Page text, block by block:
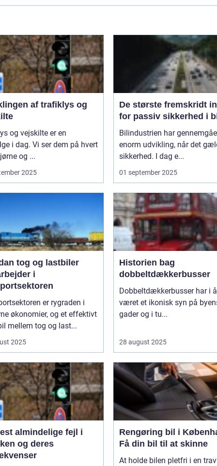
af trafiklys og
og vejskilte er en
i dag. Vi ser dem på hvert
og ...
2025
De største fremskridt
for passiv sikkerhed i
Bilindustrien har
enorm udvikling, når det
sikkerhed. I dag e...
01 september 2025
tog og lastbiler
i
er rygraden i
økonomier, og et effektivt
mellem tog og last...
2025
Historien bag
dobbeltdækkerbusser
Dobbeltdækkerbusser har i
været et ikonisk syn på
gader og i tu...
28 august 2025
almindelige fejl i
og deres
Rengøring bil i
Få din bil til at skinne
At holde bilen pletfri i en